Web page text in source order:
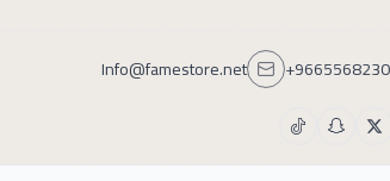
Info@famestore.net